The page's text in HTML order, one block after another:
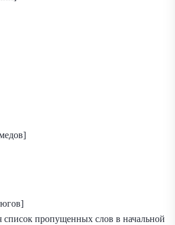
пропущенных слов в начальной